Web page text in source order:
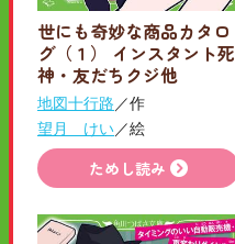
世にも奇妙な商品カタロ
グ（１） インスタント死
神・友だちクジ他
地図十行路／作
望月 けい／絵
ためし読み